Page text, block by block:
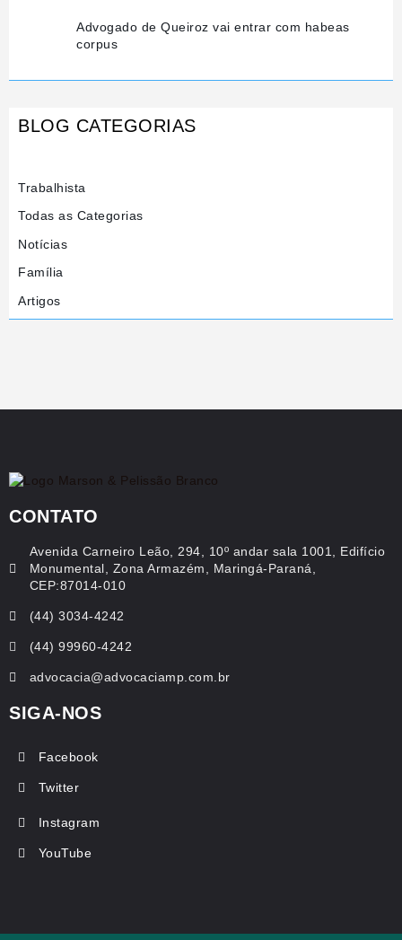
Advogado de Queiroz vai entrar com habeas
corpus
BLOG CATEGORIAS
Trabalhista
Todas as Categorias
Notícias
Família
Artigos
CONTATO
Avenida Carneiro Leão, 294, 10º andar sala 1001, Edifício
Monumental, Zona Armazém, Maringá-Paraná,
CEP:87014-010
(44) 3034-4242
(44) 99960-4242
advocacia@advocaciamp.com.br
SIGA-NOS
Facebook
Twitter
Instagram
YouTube